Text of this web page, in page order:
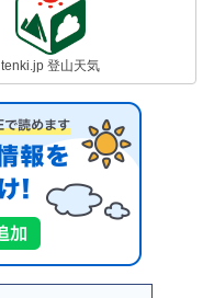
tenki.jp 登山天気